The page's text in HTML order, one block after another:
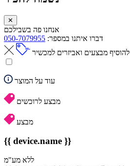
✕
אנחנו פה בשבילכם
דברו איתנו במספר: 050-7079955
להוסיף מבצעים ואביזרים למכשיר
עוד על המוצר
מבצע לרוכשים
מבצע
{{ device.name }}
ללא מע"מ